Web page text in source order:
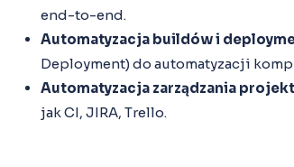
end-to-end.
Automatyzacja buildów i
Deployment) do automatyzacji
Automatyzacja zarządzania
jak CI, JIRA, Trello.